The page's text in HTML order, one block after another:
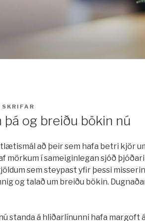
SKRIFAR
þá og breiðu bökin nú
að þeir sem hafa betri kjör
mörkum í sameiginlegan sjóð
sem steypast yfir þessi
og talað um breiðu bökin.
standa á hliðarlínunni hafa margoft